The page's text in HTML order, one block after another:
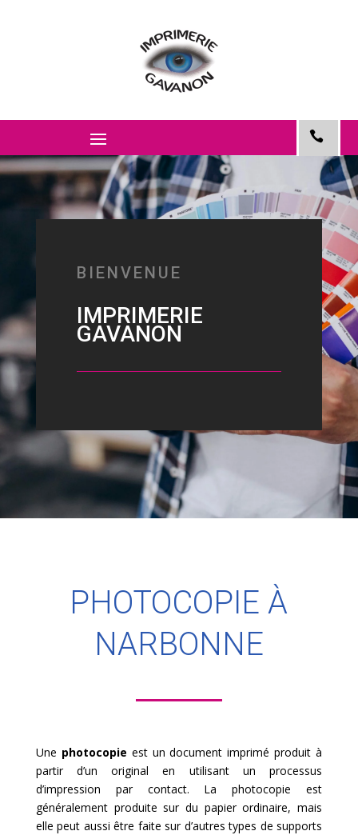
BIENVENUE
IMPRIMERIE
GAVANON
PHOTOCOPIEÀ
NARBONNE
Une photocopie est un document imprimé produit à
partir d’un original en utilisant un processus
d’impression par contact. La photocopie est
généralement produite sur du papier ordinaire, mais
elle peut aussi être faite sur d’autres types de supports